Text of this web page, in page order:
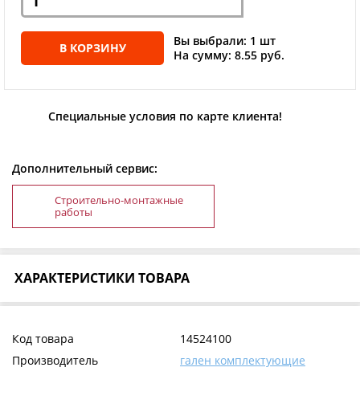
В КОРЗИНУ
Вы выбрали: 1 шт
На сумму: 8.55 руб.
Специальные условия по карте клиента!
Дополнительный сервис:
Строительно-монтажные
работы
ХАРАКТЕРИСТИКИ ТОВАРА
Код товара
14524100
Производитель
гален комплектующие